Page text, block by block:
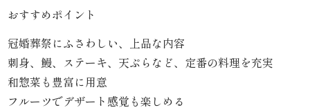
お
知
おすすめポイント
冠婚葬祭にふさわしい、上品な内容
刺身、鰻、ステーキ、天ぷらなど、定番の料理を充実
和惣菜も豊富に用意
フルーツでデザート感覚も楽しめる